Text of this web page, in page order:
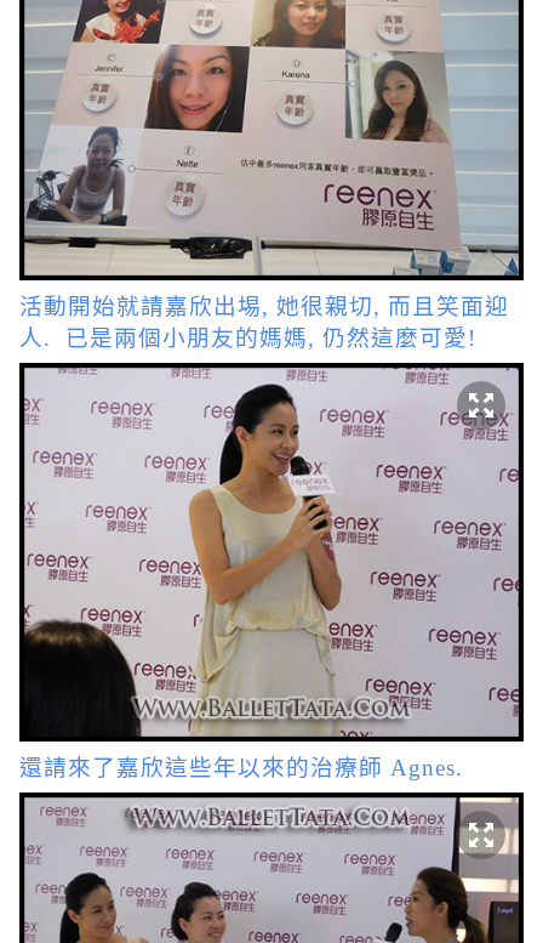
活動開始就請嘉欣出埸, 她很親切, 而且笑面迎
人. 已是兩個小朋友的媽媽, 仍然這麼可愛!
還請來了嘉欣這些年以來的治療師 Agnes.